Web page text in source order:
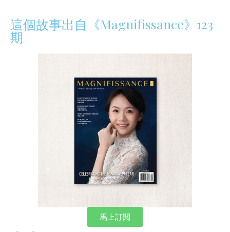
這個故事出自《Magnifissance》123
期
馬上訂閱